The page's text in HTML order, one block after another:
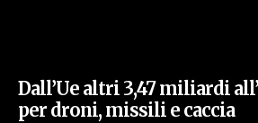
Dall’Ue altri 3,47 miliardi
per droni, missili e caccia